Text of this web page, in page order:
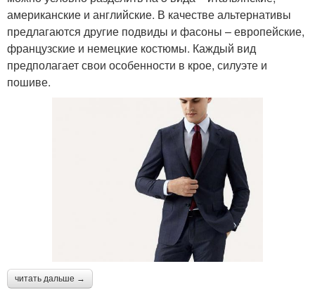
американские и английские. В качестве альтернативы
предлагаются другие подвиды и фасоны – европейские,
французские и немецкие костюмы. Каждый вид
предполагает свои особенности в крое, силуэте и
пошиве.
читать дальше →